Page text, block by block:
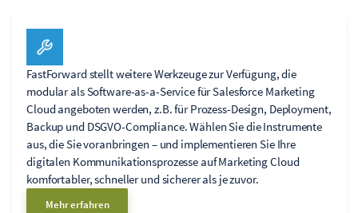
FastForward stellt weitere Werkzeuge zur Verfügung, die
modular als Software-as-a-Service für Salesforce Marketing
Cloud angeboten werden, z.B. für Prozess-Design, Deployment,
Backup und DSGVO-Compliance. Wählen Sie die Instrumente
aus, die Sie voranbringen – und implementieren Sie Ihre
digitalen Kommunikationsprozesse auf Marketing Cloud
komfortabler, schneller und sicherer als je zuvor.
Mehr erfahren